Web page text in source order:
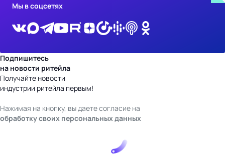
Мы в соцсетях
Подпишитесь
на новости ритейла
Получайте новости
индустрии ритейла первым!
Нажимая на кнопку, вы даете согласие на
обработку своих персональных данных